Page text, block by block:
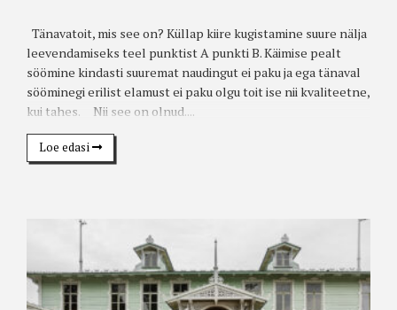
Tänavatoit, mis see on? Küllap kiire kugistamine suure nälja
leevendamiseks teel punktist A punkti B. Käimise pealt
söömine kindasti suuremat naudingut ei paku ja ega tänaval
sööminegi erilist elamust ei paku olgu toit ise nii kvaliteetne,
kui tahes. Nii see on olnud....
Loe edasi